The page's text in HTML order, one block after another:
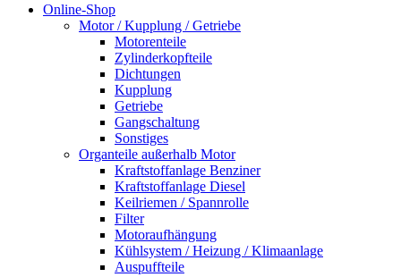
Online-Shop
Motor / Kupplung / Getriebe
Motorenteile
Zylinderkopfteile
Dichtungen
Kupplung
Getriebe
Gangschaltung
Sonstiges
Organteile außerhalb Motor
Kraftstoffanlage Benziner
Kraftstoffanlage Diesel
Keilriemen / Spannrolle
Filter
Motoraufhängung
Kühlsystem / Heizung / Klimaanlage
Auspuffteile